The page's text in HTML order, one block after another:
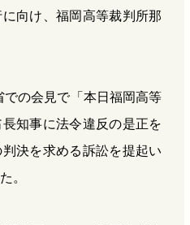
向け、福岡高等裁判所那
の会見で「本日福岡高等
知事に法令違反の是正を
決を求める訴訟を提起い
。